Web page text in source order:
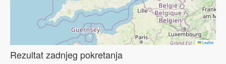
Leaflet
Rezultat zadnjeg pokretanja